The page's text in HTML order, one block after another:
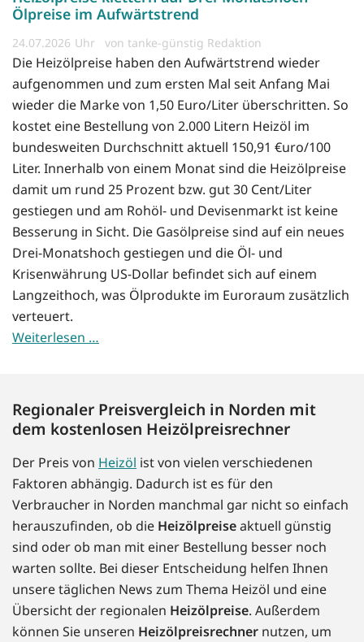
Ölpreise im Aufwärtstrend
24.07.2026 von tanke-günstig Redaktion
Die Heizölpreise haben den Aufwärtstrend wieder
aufgenommen und zum ersten Mal seit Anfang Mai
wieder die Marke von 1,50 Euro/Liter überschritten. So
kostet eine Bestellung von 2.000 Litern Heizöl im
bundesweiten Durchschnitt aktuell 150,91 €uro/100
Liter. Innerhalb von einem Monat sind die Heizölpreise
damit um rund 25 Prozent bzw. gut 30 Cent/Liter
gestiegen und am Rohöl- und Devisenmarkt ist keine
Besserung in Sicht. Die Gasölpreise sind auf ein neues
Drei-Monatshoch gestiegen und die Öl- und
Krisenwährung US-Dollar befindet sich auf einem
Langzeithoch, was Ölprodukte im Euroraum zusätzlich
verteuert.
Weiterlesen …
Regionaler Preisvergleich in Norden mit
dem kostenlosen Heizölpreisrechner
Der Preis von Heizöl ist von vielen verschiedenen
Faktoren abhängig. Dadurch ist es für den
Verbraucher in Norden manchmal gar nicht so einfach
herauszufinden, ob die Heizölpreiseaktuell günstig
sind oder ob man mit einer Bestellung besser noch
warten sollte. Bei dieser Entscheidung helfen Ihnen
unsere täglichen News zum Thema Heizöl und eine
Übersicht der regionalen Heizölpreise. Außerdem
können Sie unseren Heizölpreisrechner nutzen, um